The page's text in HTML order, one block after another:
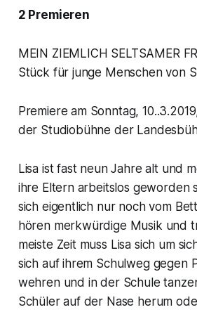
2 Premieren
MEIN ZIEMLICH SELTSAMER
Stück für junge Menschen von
Premiere am Sonntag,
der Studiobühne der
Lisa ist fast neun Jahre alt und
ihre Eltern arbeitslos geworden
sich eigentlich nur noch vom
hören merkwürdige Musik und
meiste Zeit muss Lisa sich um
sich auf ihrem Schulweg gegen
wehren und in der Schule
Schüler auf der Nase herum